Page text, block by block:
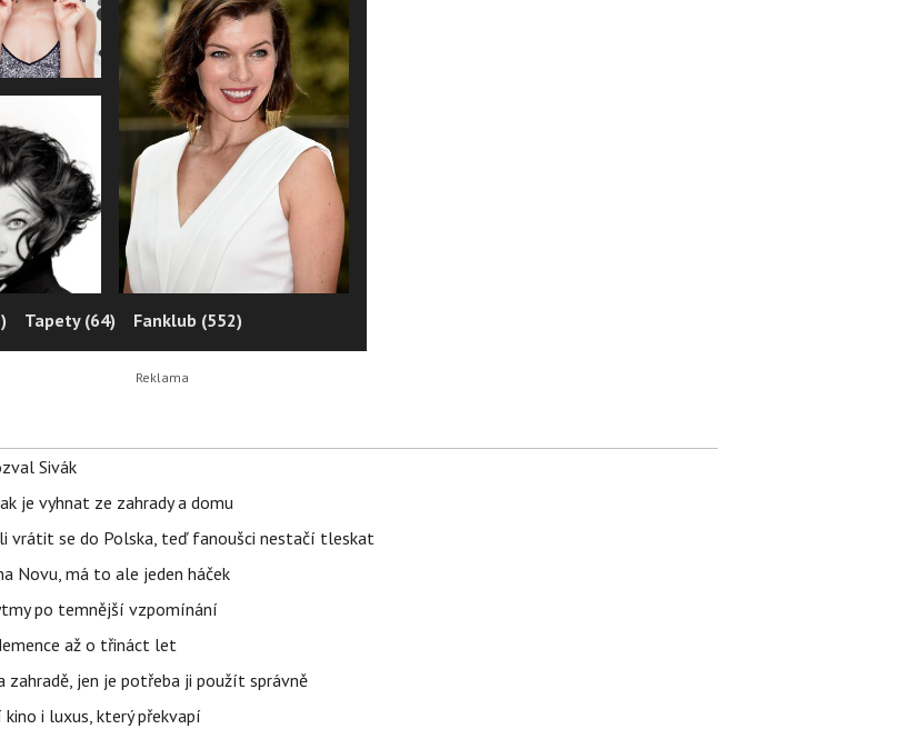
Tapety (64) Fanklub (552)
Sivák
je vyhnat ze zahrady a domu
vrátit se do Polska, teď fanoušci nestačí tleskat
Novu, má to ale jeden háček
po temnější vzpomínání
až o třináct let
jen je potřeba ji použít správně
i luxus, který překvapí